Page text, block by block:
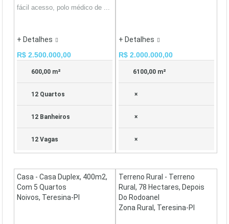
fácil acesso, polo médico de ...
+ Detalhes
R$ 2.500.000,00
600,00 m²
12 Quartos
12 Banheiros
12 Vagas
+ Detalhes
R$ 2.000.000,00
6100,00 m²
×
×
×
Casa - Casa Duplex, 400m2,
Com 5 Quartos
Noivos, Teresina-PI
Terreno Rural - Terreno
Rural, 78 Hectares, Depois
Do Rodoanel
Zona Rural, Teresina-PI